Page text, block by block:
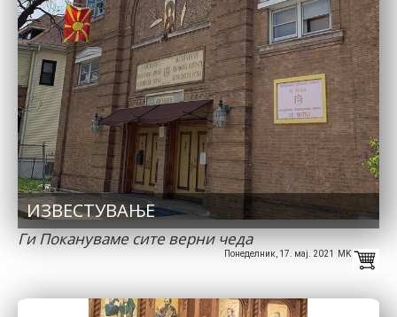
ИЗВЕСТУВАЊЕ
Ги Покануваме сите верни чеда
Понеделник, 17. мај. 2021 MK